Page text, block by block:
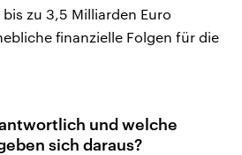
zu 3,5 Milliarden Euro
finanzielle Folgen für die
und welche
sich daraus?